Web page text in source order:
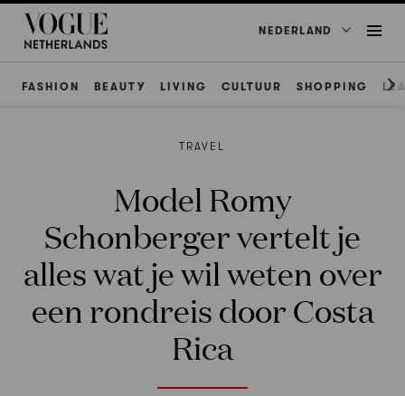
NEDERLAND
FASHION BEAUTY LIVING CULTUUR SHOPPING
TRAVEL
Model Romy
Schonberger vertelt je
alles wat je wil weten over
een rondreis door Costa
Rica